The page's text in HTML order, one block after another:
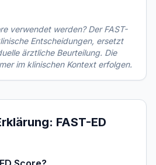
verwendet werden? DerFAST-
Entscheidungen, ersetzt
ärztliche Beurteilung. Die
im klinischen Kontext erfolgen.
FAST-ED